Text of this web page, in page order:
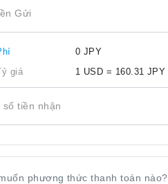
Gửi
0 JPY
giá
1 USD = 160.31 JPY
số tiền nhận
phương thức thanh toán nào?